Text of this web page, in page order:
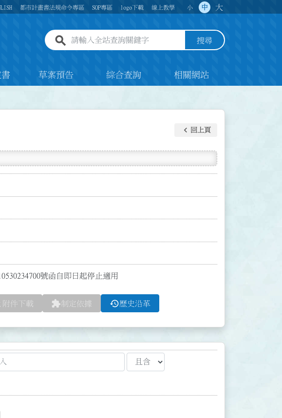
都市計畫書法規命令專區 SOP專區 logo下載 線上教學 小 中 大
全站查詢關鍵字欄位 搜尋
書 草案預告 綜合查詢 相關網站
keyboard_arrow_left 回上頁
號函自即日起停止適用
附件下載 extension制定依據 history歷史沿革